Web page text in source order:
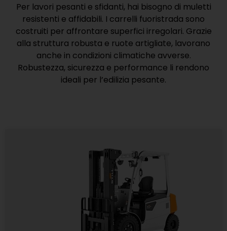
Per lavori pesanti e sfidanti, hai bisogno di muletti
resistenti e affidabili. I carrelli fuoristrada sono
costruiti per affrontare superfici irregolari. Grazie
alla struttura robusta e ruote artigliate, lavorano
anche in condizioni climatiche avverse.
Robustezza, sicurezza e performance li rendono
ideali per l’edilizia pesante.